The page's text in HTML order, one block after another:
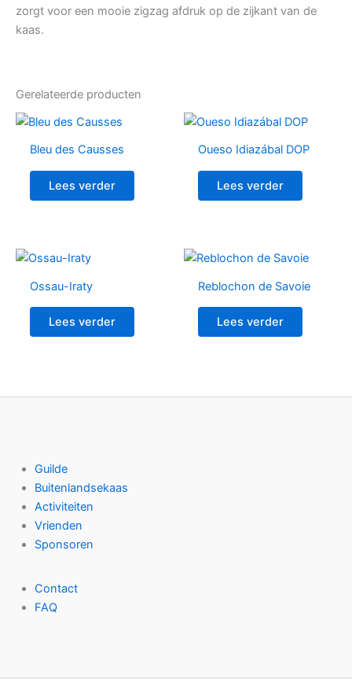
zorgt voor een mooie zigzag afdruk op de zijkant van de
kaas.
Gerelateerde producten
Bleu des Causses
Lees verder
Oueso Idiazábal DOP
Lees verder
Ossau-Iraty
Lees verder
Reblochon de Savoie
Lees verder
Guilde
Buitenlandsekaas
Activiteiten
Vrienden
Sponsoren
Contact
FAQ